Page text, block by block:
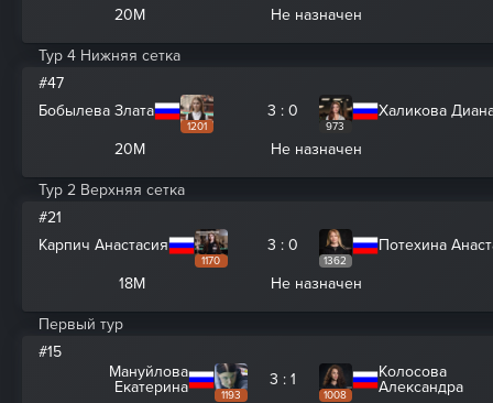
20M Не назначен
Тур 4 Нижняя сетка
#47
Бобылева Злата
1201
3 : 0
973
Халикова
20M Не назначен
Тур 2 Верхняя сетка
#21
Карпич Анастасия
1170
3 : 0
1362
Потехина
18M Не назначен
Первый тур
#15
Мануйлова
Екатерина
1193
3 : 1
1008
Колосова
Александра